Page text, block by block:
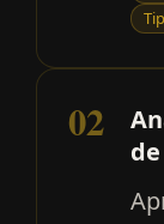
02